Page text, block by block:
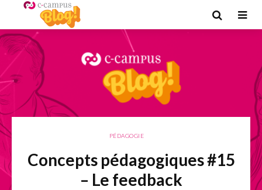
PÉDAGOGIE
Concepts pédagogiques #15
– Le feedback